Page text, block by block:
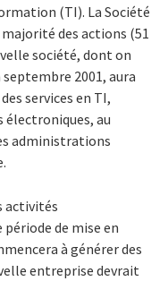
(TI). La Société
des actions (51
société, dont on
2001, aura
services en TI,
au
administrations
activités
de mise en
à générer des
entreprise devrait